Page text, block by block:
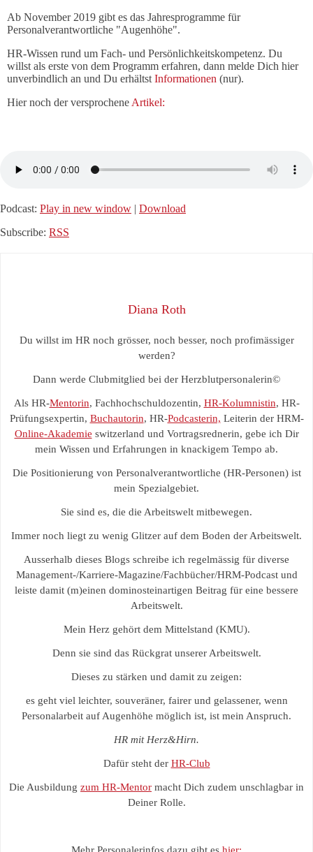
Ab November 2019 gibt es das Jahresprogramme für
Personalverantwortliche "Augenhöhe".
HR-Wissen rund um Fach- und Persönlichkeitskompetenz. Du
willst als erste von dem Programm erfahren, dann melde Dich hier
unverbindlich an und Du erhältst Informationen (nur).
Hier noch der versprochene Artikel:
Podcast: Play in new window | Download
Subscribe: RSS
Diana Roth
Du willst im HR noch grösser, noch besser, noch profimässiger
werden?
Dann werde Clubmitglied bei der Herzblutpersonalerin©
Als HR-Mentorin, Fachhochschuldozentin, HR-Kolumnistin, HR-
Prüfungsexpertin, Buchautorin, HR-Podcasterin, Leiterin der HRM-
Online-Akademie switzerland und Vortragsrednerin, gebe ich Dir
mein Wissen und Erfahrungen in knackigem Tempo ab.
Die Positionierung von Personalverantwortliche (HR-Personen) ist
mein Spezialgebiet.
Sie sind es, die die Arbeitswelt mitbewegen.
Immer noch liegt zu wenig Glitzer auf dem Boden der Arbeitswelt.
Ausserhalb dieses Blogs schreibe ich regelmässig für diverse
Management-/Karriere-Magazine/Fachbücher/HRM-Podcast und
leiste damit (m)einen dominosteinartigen Beitrag für eine bessere
Arbeitswelt.
Mein Herz gehört dem Mittelstand (KMU).
Denn sie sind das Rückgrat unserer Arbeitswelt.
Dieses zu stärken und damit zu zeigen:
es geht viel leichter, souveräner, fairer und gelassener, wenn
Personalarbeit auf Augenhöhe möglich ist, ist mein Anspruch.
HR mit Herz&Hirn.
Dafür steht der HR-Club
Die Ausbildung zum HR-Mentor macht Dich zudem unschlagbar in
Deiner Rolle.